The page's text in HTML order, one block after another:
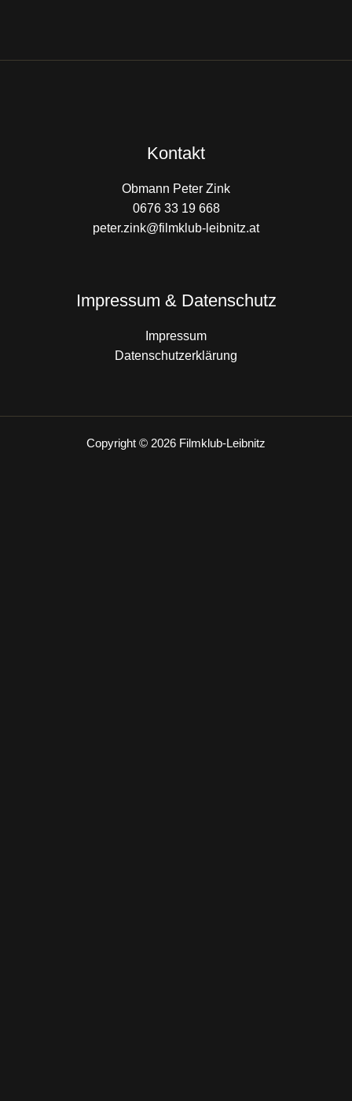
Kontakt
Obmann Peter Zink
0676 33 19 668
peter.zink@filmklub-leibnitz.at
Impressum & Datenschutz
Impressum
Datenschutzerklärung
Copyright © 2026 Filmklub-Leibnitz